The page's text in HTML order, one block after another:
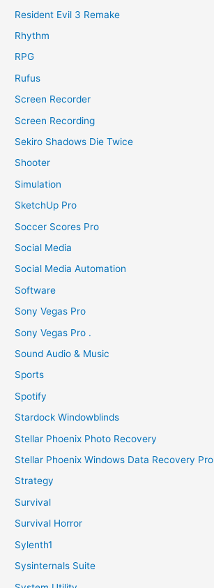
Resident Evil 3 Remake
Rhythm
RPG
Rufus
Screen Recorder
Screen Recording
Sekiro Shadows Die Twice
Shooter
Simulation
SketchUp Pro
Soccer Scores Pro
Social Media
Social Media Automation
Software
Sony Vegas Pro
Sony Vegas Pro .
Sound Audio & Music
Sports
Spotify
Stardock Windowblinds
Stellar Phoenix Photo Recovery
Stellar Phoenix Windows Data Recovery Pro
Strategy
Survival
Survival Horror
Sylenth1
Sysinternals Suite